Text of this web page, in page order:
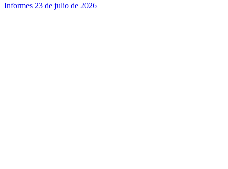
Informes 23 de julio de 2026